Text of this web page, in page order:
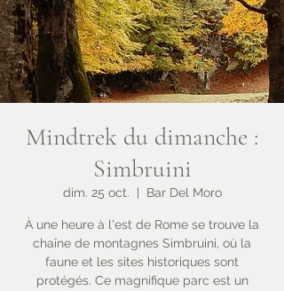
Mindtrek du dimanche :
Simbruini
dim. 25 oct. Bar Del Moro
À une heure à l'est de Rome se trouve la
chaîne de montagnes Simbruini, où la
faune et les sites historiques sont
protégés. Ce magnifique parc est un